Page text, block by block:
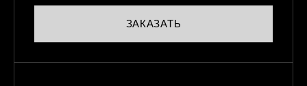
ЗАКАЗАТЬ